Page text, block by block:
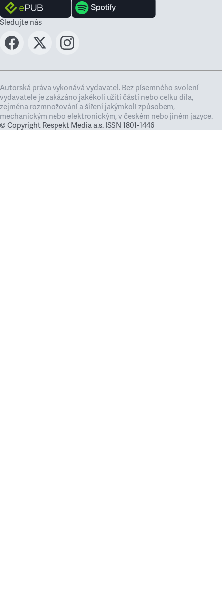
Sledujte nás
Autorská práva vykonává vydavatel. Bez písemného svolení
vydavatele je zakázáno jakékoli užití částí nebo celku díla,
zejména rozmnožování a šíření jakýmkoli způsobem,
mechanickým nebo elektronickým, v českém nebo jiném jazyce.
© Copyright Respekt Media a.s. ISSN 1801-1446